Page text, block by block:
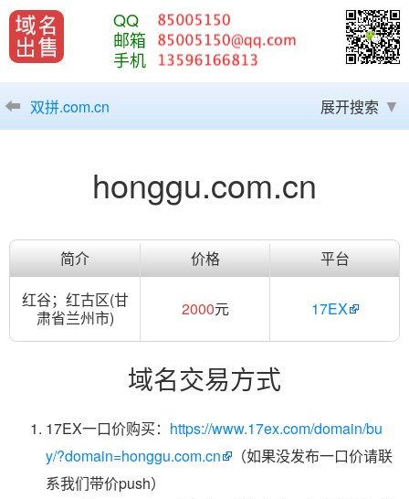
QQ
邮箱
手机
双拼.com.cn 展开搜索
honggu.com.cn
简介 价格
平台
红谷；红古区(甘
肃省兰州市)
2000元 17EX
域名交易方式
17EX一口价购买： https://www.17ex.com/domain/bu
y/?domain=honggu.com.cn
（如果没发布一口价请联
系我们带价push）